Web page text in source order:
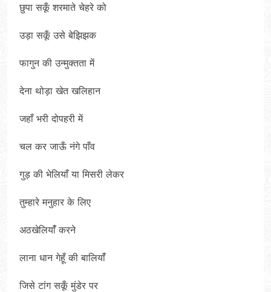
छुपा सकूँ शरमाते चेहरे को
उड़ा सकूँ उसे बेझिझक
फागुन की उन्मुक्तता में
देना थोड़ा खेत खलिहान
जहाँ भरी दोपहरी में
चल कर जाऊँ नंगे पाँव
गुड़ की भेलियाँ या मिसरी लेकर
तुम्हारे मनुहार के लिए
अठखेलियांँ करने
लाना धान गेहूँ की बालियांँ
जिसे टांग सकूँ मुंडेर पर